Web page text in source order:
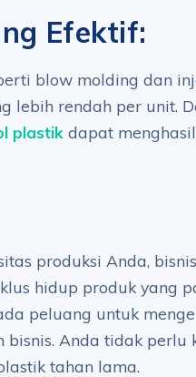
Efektif:
blow molding dan
lebih rendah per unit.
plastik dapat
produksi Anda,
hidup produk yang
peluang untuk
Anda tidak
tahan lama.